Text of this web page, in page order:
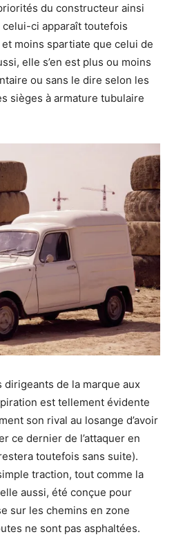
du constructeur ainsi
celui-ci apparaît toutefois
moins spartiate que celui de
elle s’en est plus ou moins
ou sans le dire selon les
sièges à armature tubulaire
dirigeants de la marque aux
est tellement évidente
son rival au losange d’avoir
ce dernier de l’attaquer en
toutefois sans suite).
traction, tout comme la
aussi, été conçue pour
sur les chemins en zone
ne sont pas asphaltées.